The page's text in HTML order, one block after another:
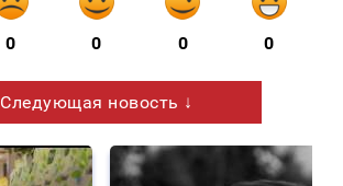
0 0 0 0
Следующая новость ↓